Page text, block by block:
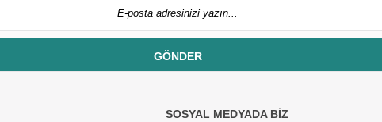
GÖNDER
SOSYAL MEDYADA BİZ